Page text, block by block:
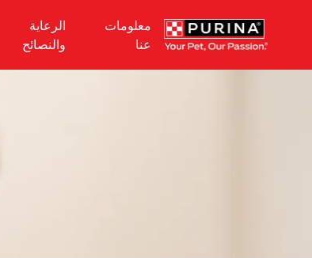
معلومات
عنا
الرعاية
والنصائح